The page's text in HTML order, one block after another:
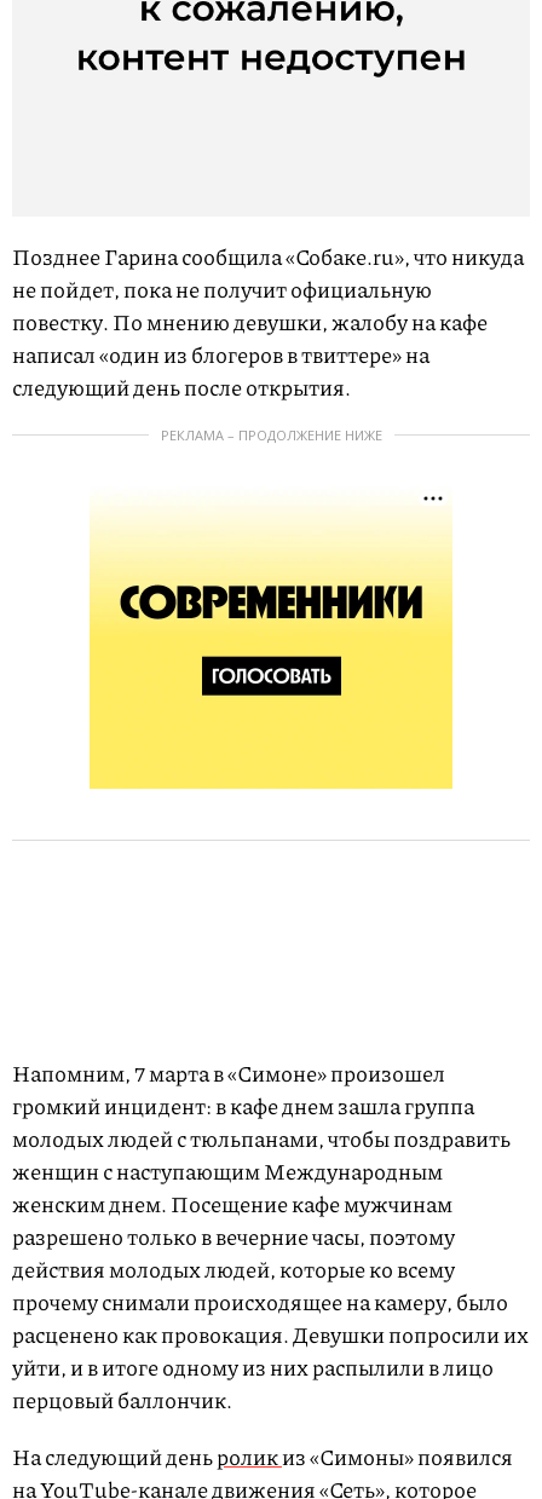
Позднее Гарина сообщила «Собаке.ru», что никуда
не пойдет, пока не получит официальную
повестку. По мнению девушки, жалобу на кафе
написал «один из блогеров в твиттере» на
следующий день после открытия.
РЕКЛАМА – ПРОДОЛЖЕНИЕ НИЖЕ
Напомним, 7 марта в «Симоне» произошел
громкий инцидент: в кафе днем зашла группа
молодых людей с тюльпанами, чтобы поздравить
женщин с наступающим Международным
женским днем. Посещение кафе мужчинам
разрешено только в вечерние часы, поэтому
действия молодых людей, которые ко всему
прочему снимали происходящее на камеру, было
расценено как провокация. Девушки попросили их
уйти, и в итоге одному из них распылили в лицо
перцовый баллончик.
На следующий деньроликиз «Симоны» появился
на YouTube-канале движения «Сеть», которое